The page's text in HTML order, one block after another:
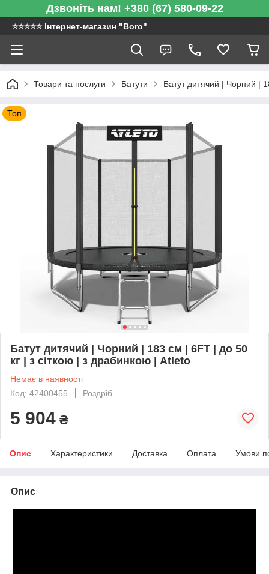
Дзвоніть нам! +380 (67) 580-09-22
⭐️⭐️⭐️⭐️⭐️ Інтернет-магазин "Boro"
Товари та послуги Батути Батут дитячий | Чорний |
Топ
Батут дитячий | Чорний | 183 см | 6FT | до 50
кг | з сіткою | з драбинкою | Atleto
Немає в наявності
Код: 42400455
Роздріб
5 904 ₴
Опис Характеристики Доставка Оплата Умови
Опис